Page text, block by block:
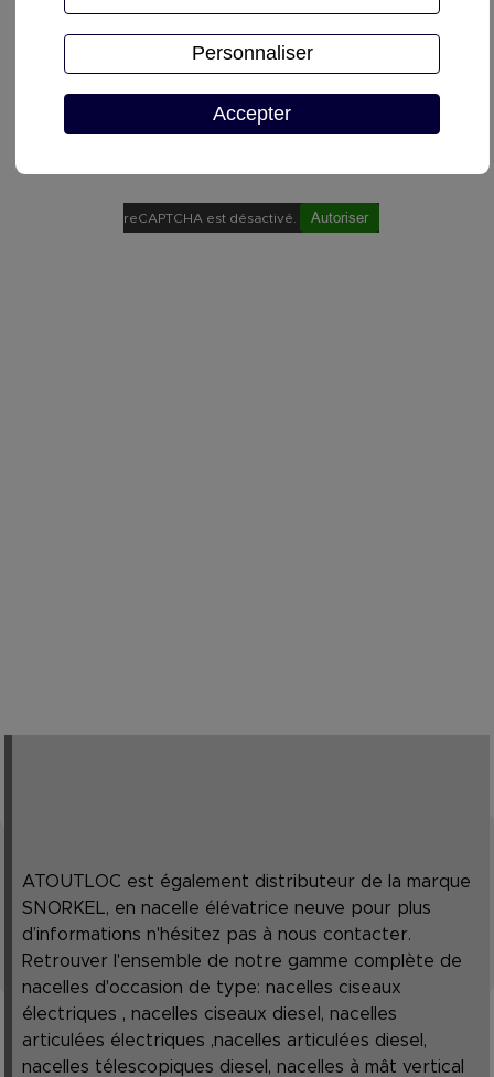
reCAPTCHA est désactivé. Autoriser
ATOUTLOC est également distributeur de la marque
SNORKEL, en nacelle élévatrice neuve pour plus
d’informations n'hésitez pas à nous contacter.
Retrouver l'ensemble de notre gamme complète de
nacelles d'occasion de type: nacelles ciseaux
électriques , nacelles ciseaux diesel, nacelles
articulées électriques ,nacelles articulées diesel,
nacelles télescopiques diesel, nacelles à mât vertical
Accepter
Personnaliser